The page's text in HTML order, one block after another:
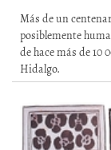
Más de un
posiblemente
de hace más de 10
Hidalgo.